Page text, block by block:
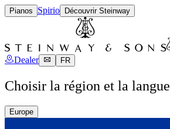
Pianos Spirio Découvrir Steinway
Dealer FR
Choisir la région et la langue
Europe